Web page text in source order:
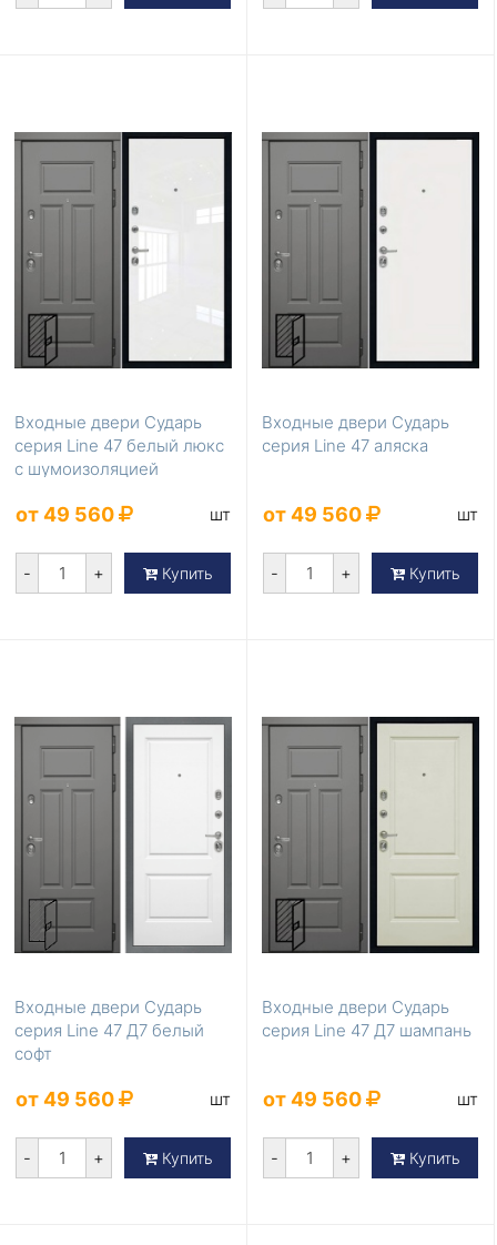
Входные двери Сударь
серия Line 47 белый люкс
с шумоизоляцией
от 49 560 шт
- + Купить
Входные двери Сударь
серия Line 47 аляска
от 49 560 шт
- + Купить
Входные двери Сударь
серия Line 47 Д7 белый
софт
от 49 560 шт
- + Купить
Входные двери Сударь
серия Line 47 Д7 шампань
от 49 560 шт
- + Купить